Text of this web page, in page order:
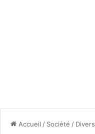
Accueil / Société / Divers